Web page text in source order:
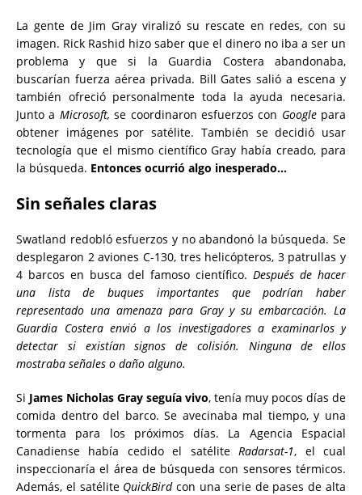
La gente de Jim Gray viralizó su rescate en redes, con su
imagen. Rick Rashid hizo saber que el dinero no iba a ser un
problema y que si la Guardia Costera abandonaba,
buscarían fuerza aérea privada. Bill Gates salió a escena y
también ofreció personalmente toda la ayuda necesaria.
Junto a Microsoft, se coordinaron esfuerzos con Googlepara
obtener imágenes por satélite. También se decidió usar
tecnología que el mismo científico Gray había creado, para
la búsqueda. Entonces ocurrió algo inesperado…
Sin señales claras
Swatland redobló esfuerzos y no abandonó la búsqueda. Se
desplegaron 2 aviones C-130, tres helicópteros, 3 patrullas y
4 barcos en busca del famoso científico. Después de hacer
una lista de buques importantes que podrían haber
representado una amenaza para Gray y su embarcación. La
Guardia Costera envió a los investigadores a examinarlos y
detectar si existían signos de colisión. Ninguna de ellos
mostraba señales o daño alguno.
Si James Nicholas Gray seguía vivo, tenía muy pocos días de
comida dentro del barco. Se avecinaba mal tiempo, y una
tormenta para los próximos días. La Agencia Espacial
Canadiense había cedido el satéliteRadarsat-1, el cual
inspeccionaría el área de búsqueda con sensores térmicos.
Además, el satélite QuickBirdcon una serie de pases de alta